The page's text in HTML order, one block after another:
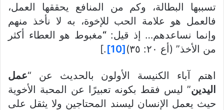
تسببها البطالة، وكم من المنافع يحققها العمل،
فالعمل هو علامة الحب للإخوة، به لا نأخذ منهم
وإنما نساعدهم… إذ قيل:“مغبوط هو العطاء أكثر
من الأخذ” (أع ٢٠: ٣٥)
[10]
.]
اهتم آباء الكنيسة الأولون بالحديث عن “عمل
اليدين” ليس فقط بكونه تعبيرًا عن المحبة الأخوية
حيث يعمل الإنسان ليسند المحتاجين ولا يثقل على